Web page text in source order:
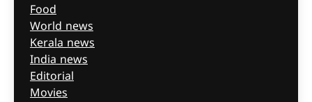
Food
World news
Kerala news
India news
Editorial
Movies